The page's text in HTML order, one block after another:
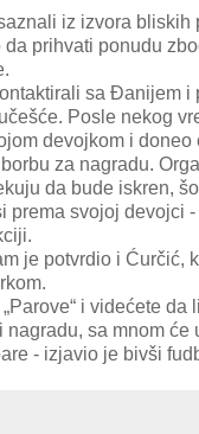
iz izvora bliskih
prihvati ponudu
sa Đanijem i
Posle nekog
devojkom i doneo
za nagradu.
da bude iskren,
prema svojoj devojci
je potvrdio i Ćurčić,
i videćete da
nagradu, sa mnom će
- izjavio je bivši